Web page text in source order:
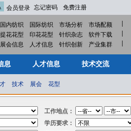
会员登录 忘记密码 免费注册
国内纺织 国际纺织 市场分析 市场配额
提花花型 印花花型 针织杂志 软件下载
展会信息 人才信息 针织创新 产业集群
息
息
人才信息
人才信息
技术交流
技术交流
技术 展会 花型
工作地点：
学历要求：